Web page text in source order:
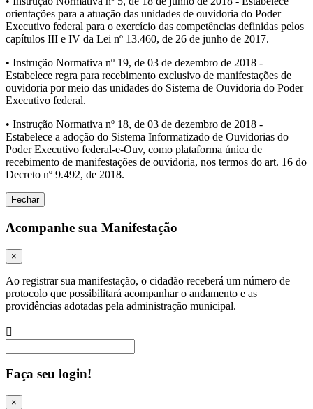
orientações para a atuação das unidades de ouvidoria do Poder
Executivo federal para o exercício das competências definidas pelos
capítulos III e IV da Lei nº 13.460, de 26 de junho de 2017.
• Instrução Normativa nº 19, de 03 de dezembro de 2018 -
Estabelece regra para recebimento exclusivo de manifestações de
ouvidoria por meio das unidades do Sistema de Ouvidoria do Poder
Executivo federal.
• Instrução Normativa nº 18, de 03 de dezembro de 2018 -
Estabelece a adoção do Sistema Informatizado de Ouvidorias do
Poder Executivo federal-e-Ouv, como plataforma única de
recebimento de manifestações de ouvidoria, nos termos do art. 16 do
Decreto nº 9.492, de 2018.
Fechar
Acompanhe sua Manifestação
×
Ao registrar sua manifestação, o cidadão receberá um número de
protocolo que possibilitará acompanhar o andamento e as
providências adotadas pela administração municipal.
Faça seu login!
×